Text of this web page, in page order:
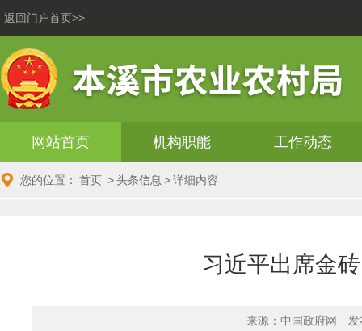
返回门户首页>>
网站首页 机构职能 工作动态
您的位置： 首页 >头条信息 >详细内容
习近平出席金
来源：中国政府网